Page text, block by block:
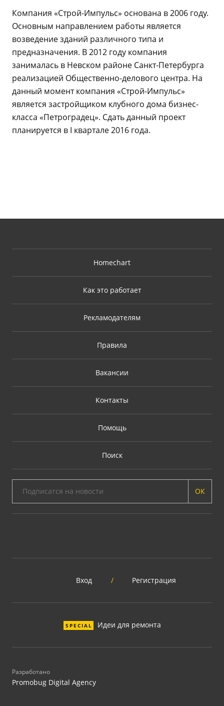
Компания «Строй-Импульс» основана в 2006 году.
Основным направлением работы является
возведение зданий различного типа и
предназначения. В 2012 году компания
занималась в Невском районе Санкт-Петербурга
реализацией Общественно-делового центра. На
данный момент компания «Строй-Импульс»
является застройщиком клубного дома бизнес-
класса «Петроградец». Сдать данный проект
планируется в I квартале 2016 года.
Homechart
Как это работает
Рекламодателям
Правила
Вакансии
Контакты
Помощь
Поиск
ОК
Вход / Регистрация
SPECIAL Идеи для ремонта
Разработано
Promobug Digital Agency